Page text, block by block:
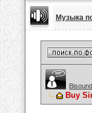
Музыка
Buy